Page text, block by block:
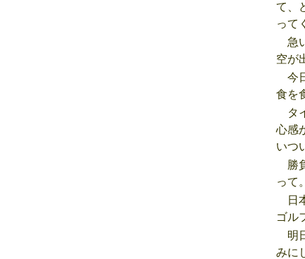
て、
って
急
空が
今
食を
タ
心感
いつ
勝
って。
日
ゴル
明
みに